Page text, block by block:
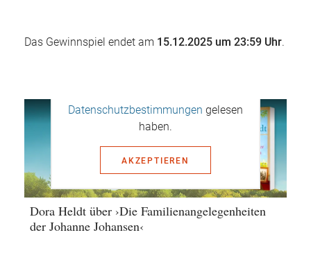
Das Gewinnspiel endet am 15.12.2025 um 23:59 Uhr.
Mit dem Aufruf des Videos erklären
Datenschutzbestimmungen gelesen
haben.
AKZEPTIEREN
Dora Heldt über ›Die Familienangelegenheiten
der Johanne Johansen‹